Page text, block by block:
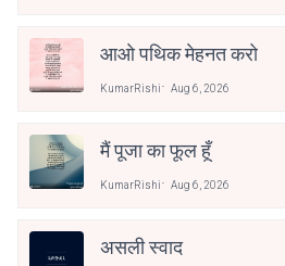
आओ पथिक मेहनत करो
KumarRishi Aug 6, 2026
मैं पूजा का फूल हूँ
KumarRishi Aug 6, 2026
असली स्वाद